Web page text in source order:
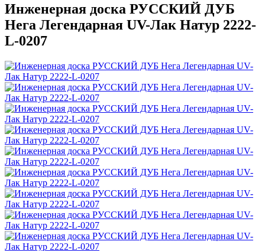
Инженерная доска РУССКИЙ ДУБ
Нега Легендарная UV-Лак Натур 2222-
L-0207